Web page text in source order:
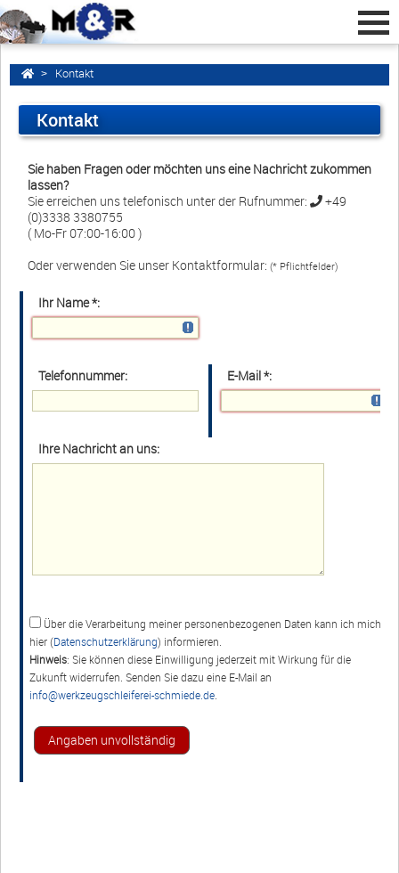
Home zurück
Werkzeug-Onlineshop
Werkzeugschleiferei
Über uns
Stellenanzeigen
Anfahrt / Standort
Widerruf
16321 Bernau bei Berlin • Deutschland
schmiede.de
+49 (0)3338 3380755
+49 (0)30 91425042
Kontakt
Kontakt
Sie haben Fragen oder möchten uns eine Nachricht zukommen
lassen?
Sie erreichen uns telefonisch unter der Rufnummer:
+49
(0)3338 3380755
( Mo-Fr 07:00-16:00 )
Oder verwenden Sie unser Kontaktformular: (* Pflichtfelder)
Ihr Name *:
Telefonnummer: E-Mail *:
Ihre Nachricht an uns:
Über die Verarbeitung meiner personenbezogenen Daten kann ich mich
hier (Datenschutzerklärung) informieren.
Hinweis: Sie können diese Einwilligung jederzeit mit Wirkung für die
Zukunft widerrufen. Senden Sie dazu eine E-Mail an
info@werkzeugschleiferei-schmiede.de.